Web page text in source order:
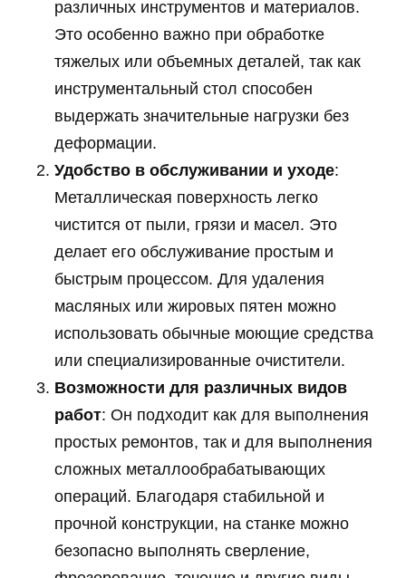
различных инструментов и материалов.
Это особенно важно при обработке
тяжелых или объемных деталей, так как
инструментальный стол способен
выдержать значительные нагрузки без
деформации.
Удобство в обслуживании и уходе:
Металлическая поверхность легко
чистится от пыли, грязи и масел. Это
делает его обслуживание простым и
быстрым процессом. Для удаления
масляных или жировых пятен можно
использовать обычные моющие средства
или специализированные очистители.
Возможности для различных видов
работ: Он подходит как для выполнения
простых ремонтов, так и для выполнения
сложных металлообрабатывающих
операций. Благодаря стабильной и
прочной конструкции, на станке можно
безопасно выполнять сверление,